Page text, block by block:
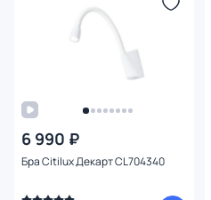
6 990 ₽
Бра Citilux Декарт CL704340